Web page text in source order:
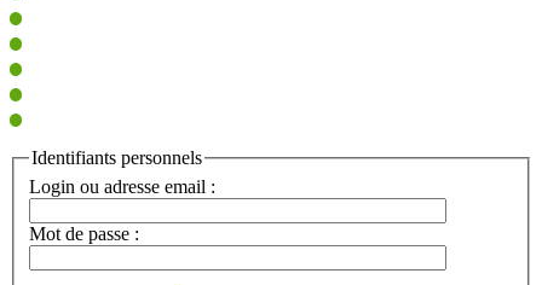
Identifiants personnels
Login ou adresse email :
Mot de passe :